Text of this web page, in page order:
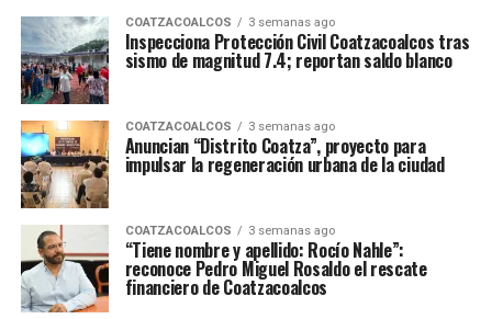
COATZACOALCOS 3 semanas ago
Inspecciona Protección Civil Coatzacoalcos tras
sismo de magnitud 7.4; reportan saldo blanco
COATZACOALCOS 3 semanas ago
Anuncian “Distrito Coatza”, proyecto para
impulsar la regeneración urbana de la ciudad
COATZACOALCOS 3 semanas ago
“Tiene nombre y apellido: Rocío Nahle”:
reconoce Pedro Miguel Rosaldo el rescate
financiero de Coatzacoalcos